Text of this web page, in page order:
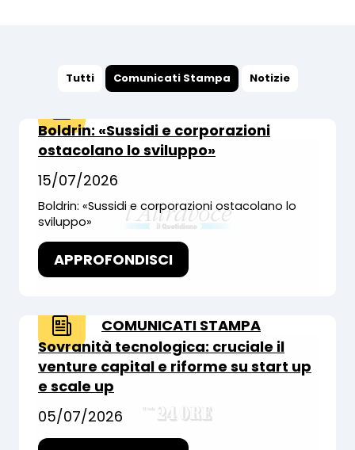
Tutti Comunicati Stampa Notizie
Boldrin: «Sussidi e corporazioni
ostacolano lo sviluppo»
15/07/2026
Boldrin: «Sussidi e corporazioni ostacolano lo
sviluppo»
APPROFONDISCI
COMUNICATI STAMPA
Sovranità tecnologica: cruciale il
venture capital e riforme su start up
e scale up
05/07/2026